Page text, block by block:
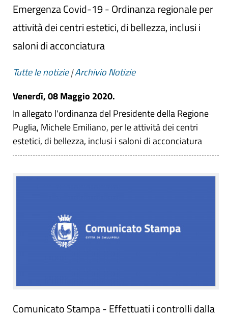
Emergenza Covid-19 - Ordinanza regionale per
attività dei centri estetici, di bellezza, inclusi i
saloni di acconciatura
Tutte le notizie|Archivio Notizie
Venerdì, 08 Maggio 2020.
In allegato l'ordinanza del Presidente della Regione
Puglia, Michele Emiliano, per le attività dei centri
estetici, di bellezza, inclusi i saloni di acconciatura
Comunicato Stampa - Effettuati i controlli dalla